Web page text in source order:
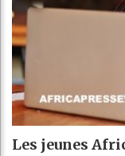
Les jeunes